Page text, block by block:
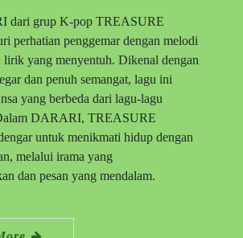
dari grup K-pop TREASURE
perhatian penggemar dengan melodi
lirik yang menyentuh. Dikenal dengan
dan penuh semangat, lagu ini
yang berbeda dari lagu-lagu
DARARI, TREASURE
untuk menikmati hidup dengan
melalui irama yang
dan pesan yang mendalam.